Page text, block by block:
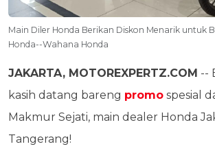
Main Diler Honda Berikan Diskon Menarik untuk
Honda--Wahana Honda
JAKARTA, MOTOREXPERTZ.COM --
kasih datang bareng promo spesial
Makmur Sejati, main dealer Honda
Tangerang!